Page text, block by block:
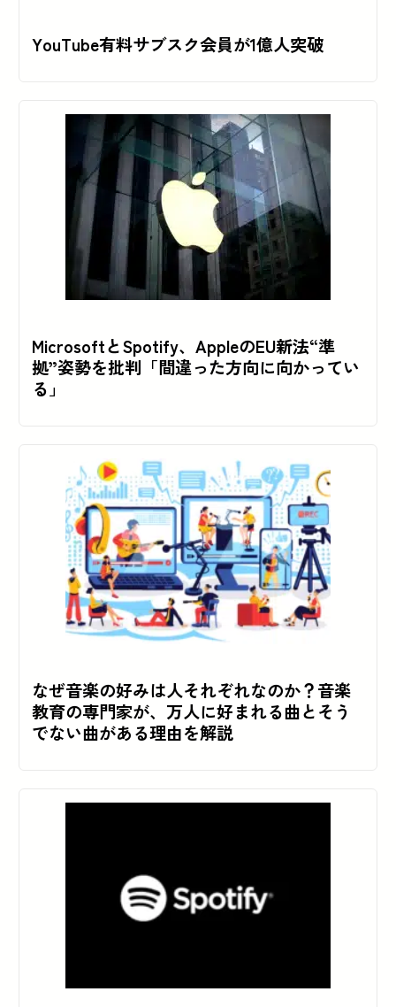
YouTube有料サブスク会員が1億人突破
MicrosoftとSpotify、AppleのEU新法“準
拠”姿勢を批判「間違った方向に向かってい
る」
なぜ音楽の好みは人それぞれなのか？音楽
教育の専門家が、万人に好まれる曲とそう
でない曲がある理由を解説